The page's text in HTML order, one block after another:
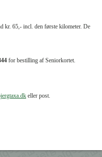
kr. 65,- incl. den første kilometer. De
for bestilling af Seniorkortet.
eller post.